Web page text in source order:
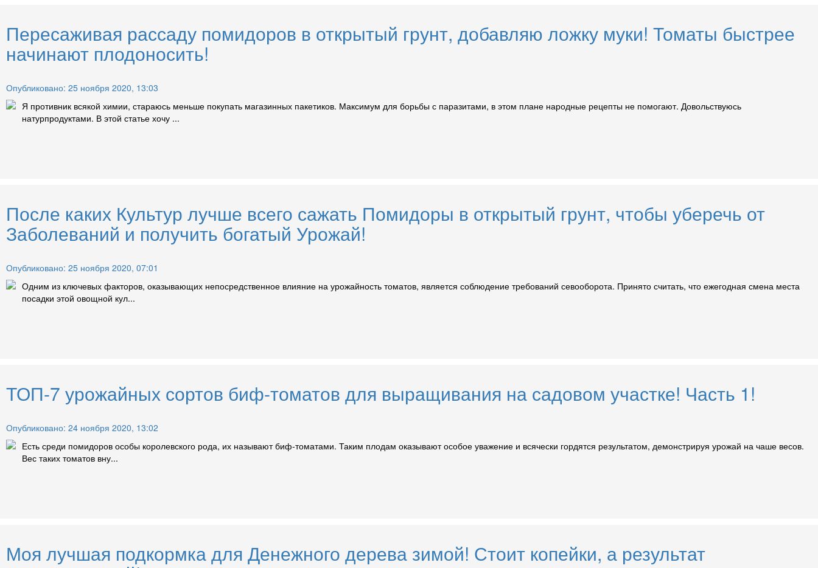
Пересаживая рассаду помидоров в открытый грунт, добавляю ложку муки! Томаты быстрее
начинают плодоносить!
Опубликовано: 25 ноября 2020, 13:03
Я противник всякой химии, стараюсь меньше покупать магазинных пакетиков. Максимум для борьбы с паразитами, в этом плане народные рецепты не помогают. Довольствуюсь
натурпродуктами. В этой статье хочу ...
После каких Культур лучше всего сажать Помидоры в открытый грунт, чтобы уберечь от
Заболеваний и получить богатый Урожай!
Опубликовано: 25 ноября 2020, 07:01
Одним из ключевых факторов, оказывающих непосредственное влияние на урожайность томатов, является соблюдение требований севооборота. Принято считать, что ежегодная смена места
посадки этой овощной кул...
ТОП-7 урожайных сортов биф-томатов для выращивания на садовом участке! Часть 1!
Опубликовано: 24 ноября 2020, 13:02
Есть среди помидоров особы королевского рода, их называют биф-томатами. Таким плодам оказывают особое уважение и всячески гордятся результатом, демонстрируя урожай на чаше весов.
Вес таких томатов вну...
Моя лучшая подкормка для Денежного дерева зимой! Стоит копейки, а результат